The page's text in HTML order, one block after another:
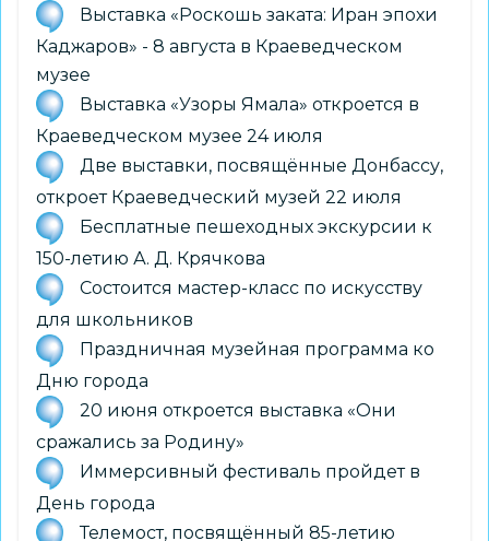
Выставка «Роскошь заката: Иран эпохи
Каджаров» - 8 августа в Краеведческом
музее
Выставка «Узоры Ямала» откроется в
Краеведческом музее 24 июля
Две выставки, посвящённые Донбассу,
откроет Краеведческий музей 22 июля
Бесплатные пешеходных экскурсии к
150-летию А. Д. Крячкова
Состоится мастер-класс по искусству
для школьников
Праздничная музейная программа ко
Дню города
20 июня откроется выставка «Они
сражались за Родину»
Иммерсивный фестиваль пройдет в
День города
Телемост, посвящённый 85-летию